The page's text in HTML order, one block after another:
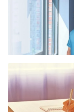
ដែរ។ វាពិត
សម្រាប់ខ្ញុំ។
ឡើយ។ ខ្ញុំបាន
អំពីការលំបា
ព្រះបន្ទូលរប
រាល់គ្នានិយ
របស់ព្រះជាម្